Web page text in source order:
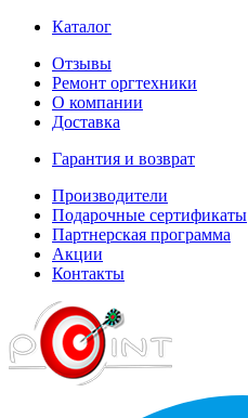
Каталог
Отзывы
Ремонт оргтехники
О компании
Доставка
Гарантия и возврат
Производители
Подарочные сертификаты
Партнерская программа
Акции
Контакты